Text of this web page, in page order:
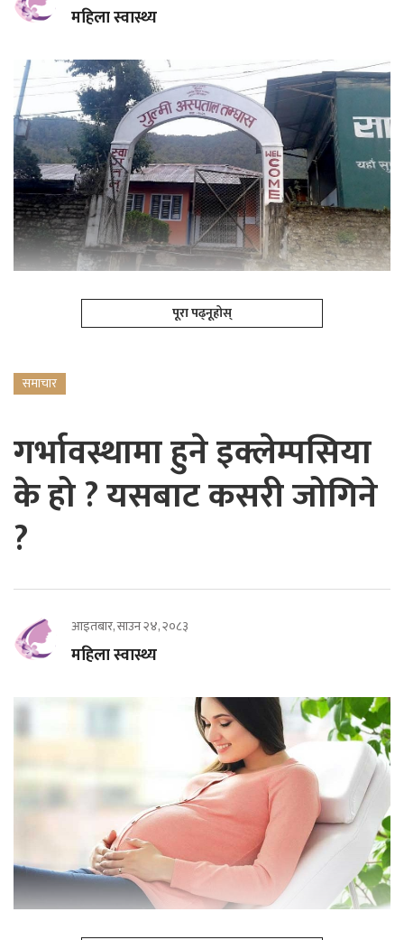
महिला स्वास्थ्य
पूरा पढ्नूहोस्
समाचार
गर्भावस्थामा हुने इक्लेम्पसिया
के हो ? यसबाट कसरी जोगिने
?
आइतबार, साउन २४, २०८३
महिला स्वास्थ्य